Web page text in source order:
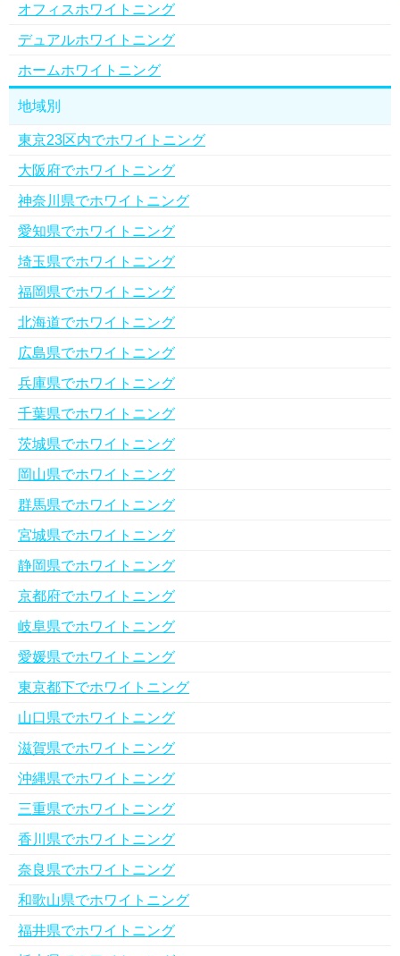
オフィスホワイトニング
デュアルホワイトニング
ホームホワイトニング
地域別
東京23区内でホワイトニング
大阪府でホワイトニング
神奈川県でホワイトニング
愛知県でホワイトニング
埼玉県でホワイトニング
福岡県でホワイトニング
北海道でホワイトニング
広島県でホワイトニング
兵庫県でホワイトニング
千葉県でホワイトニング
茨城県でホワイトニング
岡山県でホワイトニング
群馬県でホワイトニング
宮城県でホワイトニング
静岡県でホワイトニング
京都府でホワイトニング
岐阜県でホワイトニング
愛媛県でホワイトニング
東京都下でホワイトニング
山口県でホワイトニング
滋賀県でホワイトニング
沖縄県でホワイトニング
三重県でホワイトニング
香川県でホワイトニング
奈良県でホワイトニング
和歌山県でホワイトニング
福井県でホワイトニング